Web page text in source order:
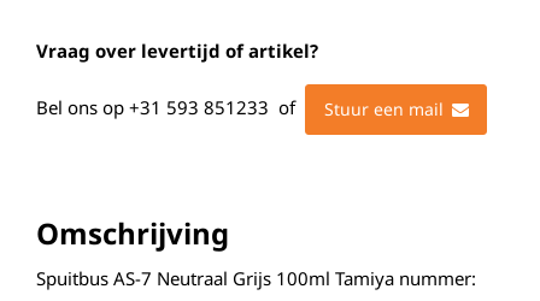
Vraag over levertijd of artikel?
Bel ons op +31 593 851233 of Stuur een mail
Omschrijving
Spuitbus AS-7 Neutraal Grijs 100ml Tamiya nummer: